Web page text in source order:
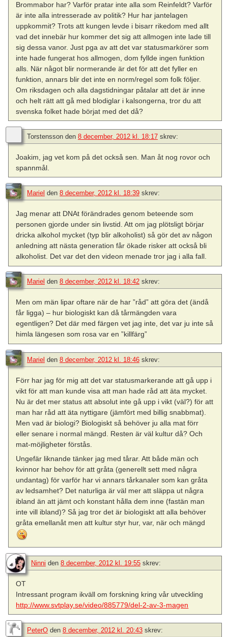
Brommabor har? Varför pratar inte alla som Reinfeldt? Varför
är inte alla intresserade av politik? Hur har jantelagen
uppkommit? Trots att kungen levde i bisarr rikedom med allt
vad det innebär hur kommer det sig att allmogen inte lade till
sig dessa vanor. Just pga av att det var statusmarkörer som
inte hade fungerat hos allmogen, dom fyllde ingen funktion
alls. När något blir normerande är det för att det fyller en
funktion, annars blir det inte en norm/regel som folk följer.
Om riksdagen och alla dagstidningar påtalar att det är inne
och helt rätt att gå med blodiglar i kalsongerna, tror du att
svenska folket hade börjat med det då?
Torstensson den 8 december, 2012 kl. 18:17 skrev:
Joakim, jag vet kom på det också sen. Man åt nog rovor och
spannmål.
Mariel den 8 december, 2012 kl. 18:39 skrev:
Jag menar att DNAt förändrades genom beteende som
personen gjorde under sin livstid. Att om jag plötsligt börjar
dricka alkohol mycket (typ blir alkoholist) så gör det av någon
anledning att nästa generation får ökade risker att också bli
alkoholist. Det var det den videon menade tror jag i alla fall.
Mariel den 8 december, 2012 kl. 18:42 skrev:
Men om män lipar oftare när de har ”råd” att göra det (ändå
får ligga) – hur biologiskt kan då tårmängden vara
egentligen? Det där med färgen vet jag inte, det var ju inte så
himla längesen som rosa var en ”killfärg”
Mariel den 8 december, 2012 kl. 18:46 skrev:
Förr har jag för mig att det var statusmarkerande att gå upp i
vikt för att man kunde visa att man hade råd att äta mycket.
Nu är det mer status att absolut inte gå upp i vikt (väl?) för att
man har råd att äta nyttigare (jämfört med billig snabbmat).
Men vad är biologi? Biologiskt så behöver ju alla mat förr
eller senare i normal mängd. Resten är väl kultur då? Och
mat-möjligheter förstås.
Ungefär liknande tänker jag med tårar. Att både män och
kvinnor har behov för att gråta (generellt sett med några
undantag) för varför har vi annars tårkanaler som kan gråta
av ledsamhet? Det naturliga är väl mer att släppa ut några
ibland än att jämt och konstant hålla dem inne (fastän man
inte vill ibland)? Så jag tror det är biologiskt att alla behöver
gråta emellanåt men att kultur styr hur, var, när och mängd
Ninni den 8 december, 2012 kl. 19:55 skrev:
OT
Intressant program ikväll om forskning kring vår utveckling
http://www.svtplay.se/video/885779/del-2-av-3-magen
PeterO den 8 december, 2012 kl. 20:43 skrev: